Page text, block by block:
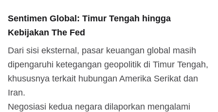
Sentimen Global: Timur Tengah hingga
Kebijakan The Fed
Dari sisi eksternal, pasar keuangan global masih
dipengaruhi ketegangan geopolitik di Timur Tengah,
khususnya terkait hubungan Amerika Serikat dan
Iran.
Negosiasi kedua negara dilaporkan mengalami